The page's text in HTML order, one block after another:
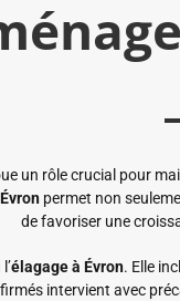
un rôle crucial pour
permet non
de favoriser une
élagage à Évron. Elle
intervient avec